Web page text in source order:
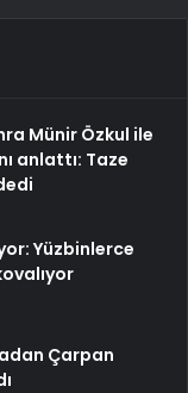
Münir Özkul ile
anlattı: Taze
Yüzbinlerce
Çarpan